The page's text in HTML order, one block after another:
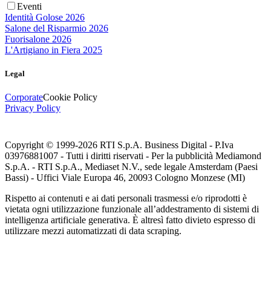
Eventi
Identità Golose 2026
Salone del Risparmio 2026
Fuorisalone 2026
L'Artigiano in Fiera 2025
Legal
CorporateCookie Policy
Privacy Policy
Copyright © 1999-2026 RTI S.p.A. Business Digital - P.Iva
03976881007 - Tutti i diritti riservati - Per la pubblicità Mediamond
S.p.A. - RTI S.p.A., Mediaset N.V., sede legale Amsterdam (Paesi
Bassi) - Uffici Viale Europa 46, 20093 Cologno Monzese (MI)
Rispetto ai contenuti e ai dati personali trasmessi e/o riprodotti è
vietata ogni utilizzazione funzionale all’addestramento di sistemi di
intelligenza artificiale generativa. È altresì fatto divieto espresso di
utilizzare mezzi automatizzati di data scraping.